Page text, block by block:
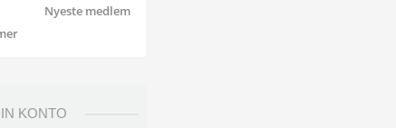
Nyeste medlem
KONTO